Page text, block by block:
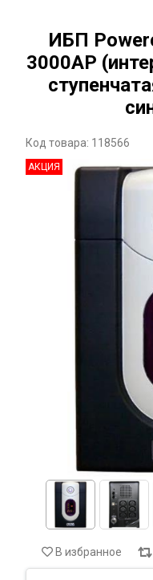
ИБП
3000AP
Код товара: 118566
АКЦИЯ
В избранное